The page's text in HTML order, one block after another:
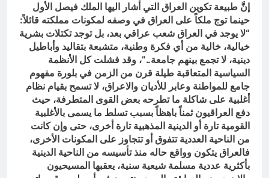
إنَّ طبيعة تكوين العراق التي أشار اليها الملك فيصل الأول
حينما توج ملكاً على العراق في وصفه لمكونات مملكته قائلاً:
“لا يوجد في العراق شعب عراقي بعد، بل توجد تكتلات بشرية
خيالية، خالية من أي فكرة وطنية، متشبعة بتقاليد وأباطيل
دينية، لا تجمع بينهم جامعة..”، وقد فشلت كل الأنظمة
السياسية المتعاقبة طيلة قرن من الزمن في بلورة مفهوم
جامع للمواطنة وعابر للأديان والاعراق، لا تسمح بقيام نظام
أغلبية على شاكلة ما تطرحه بعض القوى المتطرفة، حيث
دفع العراقيون ثمناً باهظاً بسبب تسلط ما يسمى بالأغلبية
القومية تارة أو الدينية المذهبية تارة أخرى، حتى وإن كانت
من الناحية العددية تتفوق أو تتجاوز على المكونات الأخرى،
فالعراق يتكون وواقع حاله منذ تأسيسه من الناحية الدينية
بأكثرية عددية مسلمة شيعية سنية، يعقبها المسيحيون